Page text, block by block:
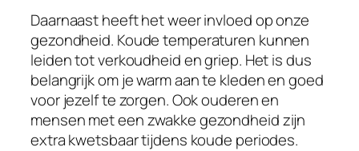
Daarnaast heeft het weer invloed op onze
gezondheid. Koude temperaturen kunnen
leiden tot verkoudheid en griep. Het is dus
belangrijk om je warm aan te kleden en goed
voor jezelf te zorgen. Ook ouderen en
mensen met een zwakke gezondheid zijn
extra kwetsbaar tijdens koude periodes.